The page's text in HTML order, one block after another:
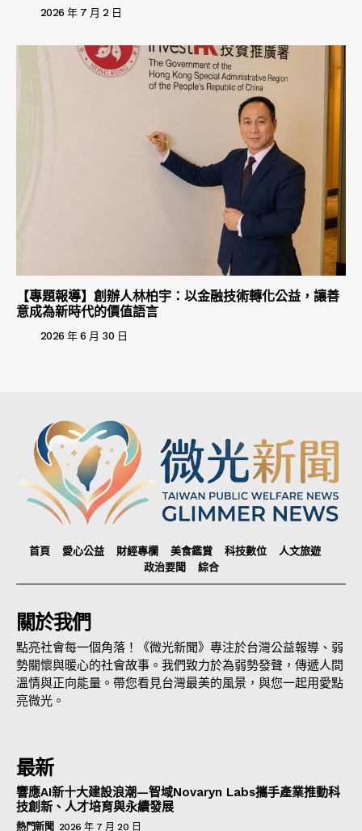
2026 年 7 月 2 日
【專題報導】創辦人林柏宇：以金融技術轉化公益，讓善
意成為新時代的價值語言
2026 年 6 月 30 日
首頁 愛心公益 財經專欄 美食鑑賞 科技數位
人文旅遊
政治要聞
綜合
關於我們
點亮社會每一個角落！《微光新聞》專注於台灣公益報導、弱
勢關懷與暖心的社會故事。我們致力於為弱勢發聲，傳遞人間
溫情與正向能量。帶您看見台灣最美的風景，與您一起用愛點
亮微光。
最新
響應AI新十大建設浪潮—智域Novaryn Labs攜手產業推動科
技創新、人才培育與永續發展
熱門新聞 2026 年 7 月 20 日